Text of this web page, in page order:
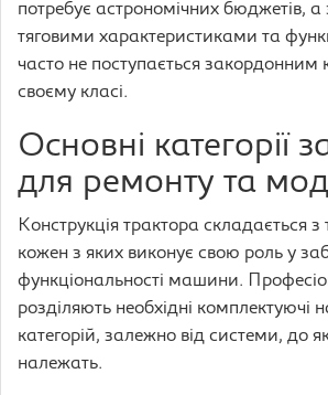
потребує астрономічних бюджетів, а
тяговими характеристиками та
часто не поступається закордонним
своєму класі.
Основні категорії
для ремонту та
Конструкція трактора складається з
кожен з яких виконує свою роль у
функціональності машини.
розділяють необхідні комплектуючі
категорій, залежно від системи, до
належать.